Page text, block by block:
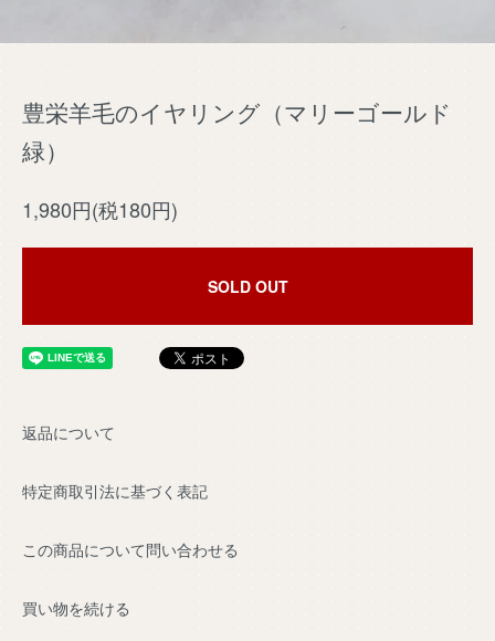
豊栄羊毛のイヤリング（マリーゴールド
緑）
1,980円(税180円)
SOLD OUT
返品について
特定商取引法に基づく表記
この商品について問い合わせる
買い物を続ける